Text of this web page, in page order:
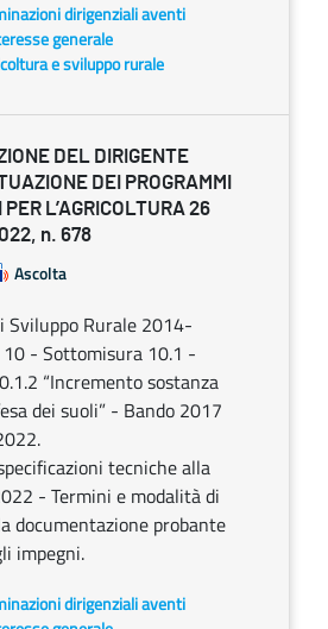
dirigenziali aventi
generale
e sviluppo rurale
DEL DIRIGENTE
DEI PROGRAMMI
L’AGRICOLTURA 26
n. 678
Ascolta
Sviluppo Rurale 2014-
- Sottomisura 10.1 -
“Incremento sostanza
dei suoli” - Bando 2017
tecniche alla
- Termini e modalità di
documentazione probante
impegni.
dirigenziali aventi